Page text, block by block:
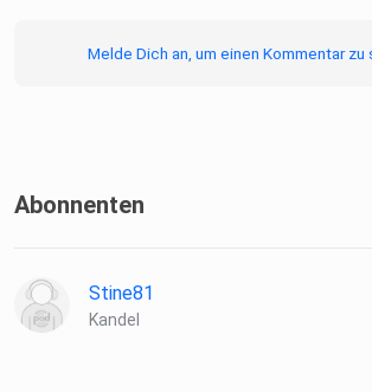
Melde Dich an, um einen Kommentar zu
Abonnenten
Stine81
Kandel